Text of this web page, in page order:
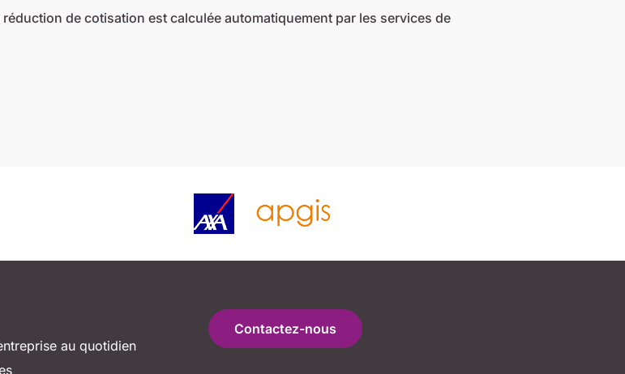
de cotisation est calculée automatiquement par les services de
au quotidien
Contactez-nous